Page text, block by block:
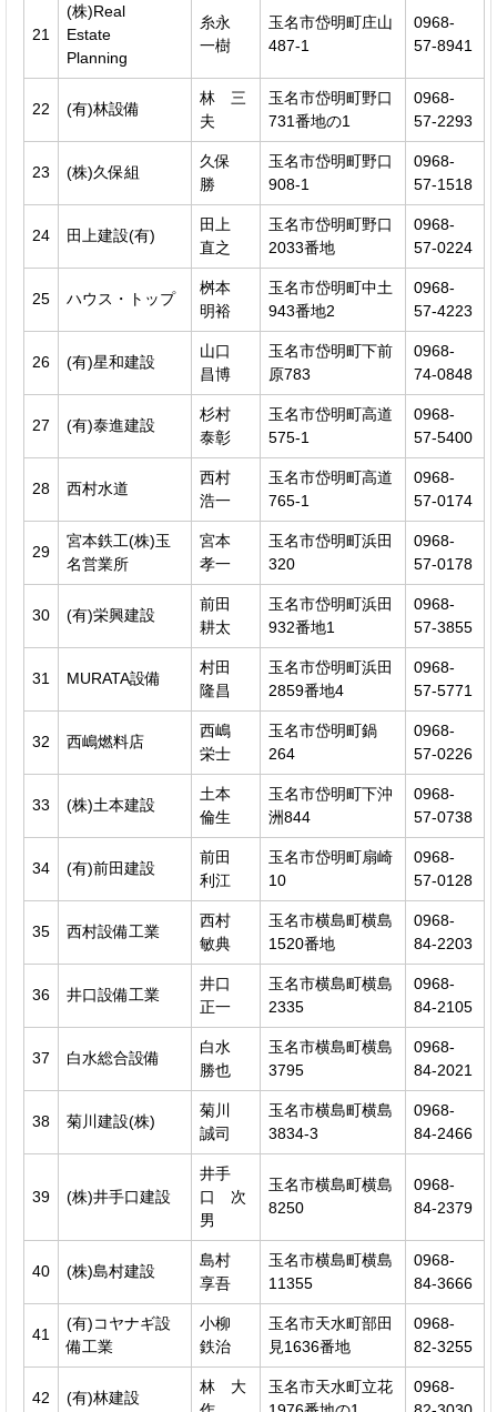
21
(株)Real
Estate
Planning
糸永
一樹
玉名市岱明町庄山
487-1
0968-
57-8941
22 (有)林設備
林 三
夫
玉名市岱明町野口
731番地の1
0968-
57-2293
23 (株)久保組
久保
勝
玉名市岱明町野口
908-1
0968-
57-1518
24 田上建設(有)
田上
直之
玉名市岱明町野口
2033番地
0968-
57-0224
25 ハウス・トップ
桝本
明裕
玉名市岱明町中土
943番地2
0968-
57-4223
26 (有)星和建設
山口
昌博
玉名市岱明町下前
原783
0968-
74-0848
27 (有)泰進建設
杉村
泰彰
玉名市岱明町高道
575-1
0968-
57-5400
28 西村水道
西村
浩一
玉名市岱明町高道
765-1
0968-
57-0174
29
宮本鉄工(株)玉
名営業所
宮本
孝一
玉名市岱明町浜田
320
0968-
57-0178
30 (有)栄興建設
前田
耕太
玉名市岱明町浜田
932番地1
0968-
57-3855
31 MURATA設備
村田
隆昌
玉名市岱明町浜田
2859番地4
0968-
57-5771
32 西嶋燃料店
西嶋
栄士
玉名市岱明町鍋
264
0968-
57-0226
33 (株)土本建設
土本
倫生
玉名市岱明町下沖
洲844
0968-
57-0738
34 (有)前田建設
前田
利江
玉名市岱明町扇崎
10
0968-
57-0128
35 西村設備工業
西村
敏典
玉名市横島町横島
1520番地
0968-
84-2203
36 井口設備工業
井口
正一
玉名市横島町横島
2335
0968-
84-2105
37 白水総合設備
白水
勝也
玉名市横島町横島
3795
0968-
84-2021
38 菊川建設(株)
菊川
誠司
玉名市横島町横島
3834-3
0968-
84-2466
39 (株)井手口建設
井手
口 次
男
玉名市横島町横島
8250
0968-
84-2379
40 (株)島村建設
島村
享吾
玉名市横島町横島
11355
0968-
84-3666
41
(有)コヤナギ設
備工業
小柳
鉄治
玉名市天水町部田
見1636番地
0968-
82-3255
42 (有)林建設
林 大
玉名市天水町立花
0968-